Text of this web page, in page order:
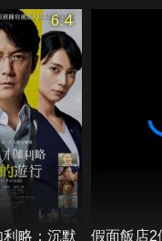
織著的複雜情
6.4
略：沉默
假面飯店2